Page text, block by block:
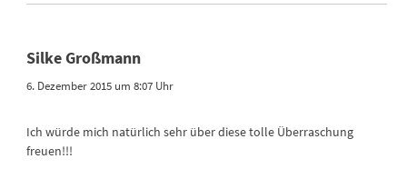
Silke Großmann
6. Dezember 2015 um 8:07 Uhr
Ich würde mich natürlich sehr über diese tolle Überraschung
freuen!!!